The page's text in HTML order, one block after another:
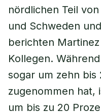
nördlichen Teil
und Schweden
berichten
Kollegen.
sogar um zehn bis
zugenommen hat,
um bis zu 20